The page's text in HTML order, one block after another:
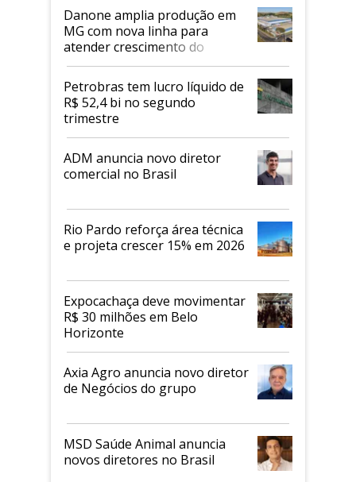
Danone amplia produção em
MG com nova linha para
atender crescimento do
mercado de alimentos
proteicos
Petrobras tem lucro líquido de
R$ 52,4 bi no segundo
trimestre
ADM anuncia novo diretor
comercial no Brasil
Rio Pardo reforça área técnica
e projeta crescer 15% em 2026
Expocachaça deve movimentar
R$ 30 milhões em Belo
Horizonte
Axia Agro anuncia novo diretor
de Negócios do grupo
MSD Saúde Animal anuncia
novos diretores no Brasil